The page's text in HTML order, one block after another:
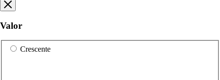
Valor
Crescente